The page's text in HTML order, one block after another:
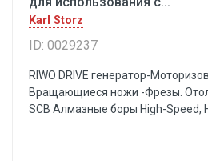
Karl Storz
ID: 0029237
RIWO DRIVE генератор-
Вращающиеся ножи -Фрезы.
SCB Алмазные боры High-Speed,